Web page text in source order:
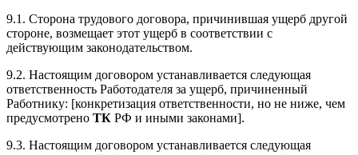
9.1. Сторона трудового договора, причинившая ущерб другой
стороне, возмещает этот ущерб в соответствии с
действующим законодательством.
9.2. Настоящим договором устанавливается следующая
ответственность Работодателя за ущерб, причиненный
Работнику: [конкретизация ответственности, но не ниже, чем
предусмотрено ТК РФ и иными законами].
9.3. Настоящим договором устанавливается следующая